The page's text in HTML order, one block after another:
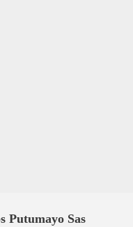
Putumayo Sas